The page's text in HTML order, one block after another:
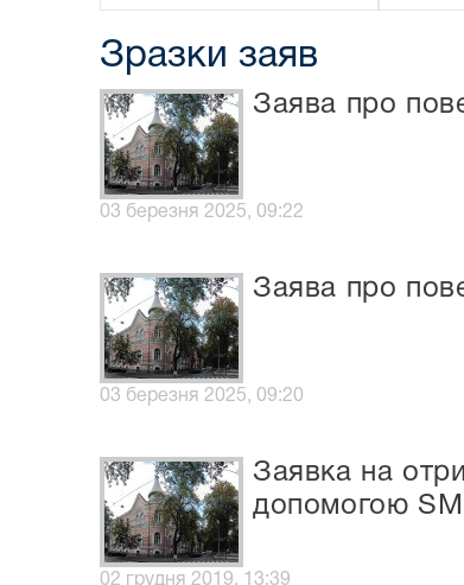
Зразки заяв
Заява про
03 березня 2025, 09:22
Заява про
03 березня 2025, 09:20
Заявка на
допомогою
02 грудня 2019, 13:39